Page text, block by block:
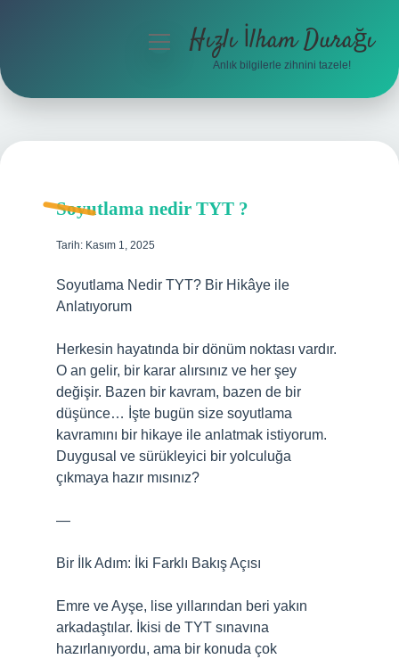
Hakkımızda
menüyüHızlı İlham Durağı
Anlık bilgilerle zihnini tazele!
Soyutlama nedir TYT ?
Tarih: Kasım 1, 2025
Soyutlama Nedir TYT? Bir Hikâye ile
Anlatıyorum
Herkesin hayatında bir dönüm noktası vardır.
O an gelir, bir karar alırsınız ve her şey
değişir. Bazen bir kavram, bazen de bir
düşünce… İşte bugün size soyutlama
kavramını bir hikaye ile anlatmak istiyorum.
Duygusal ve sürükleyici bir yolculuğa
çıkmaya hazır mısınız?
—
Bir İlk Adım: İki Farklı Bakış Açısı
Emre ve Ayşe, lise yıllarından beri yakın
arkadaştılar. İkisi de TYT sınavına
hazırlanıyordu, ama bir konuda çok